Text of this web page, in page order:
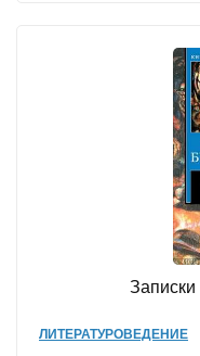
ЛИТЕРАТУРОВЕДЕНИЕ